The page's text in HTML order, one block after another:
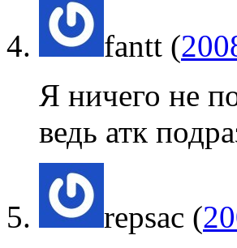
fantt (
Я ничего не
ведь атк
repsac (